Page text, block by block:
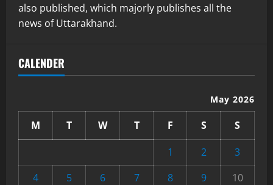
also published, which majorly publishes all the
news of Uttarakhand.
CALENDER
May 2026
M T W T F S
S
1
2
3
4
5 6 7 8 9
10